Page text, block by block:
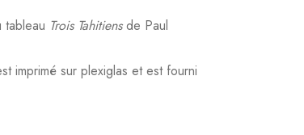
Trois Tahitiensde Paul
imprimé sur plexiglas et est fourni